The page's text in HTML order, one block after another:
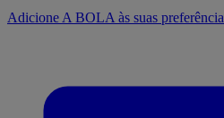
Adicione A BOLA às suas